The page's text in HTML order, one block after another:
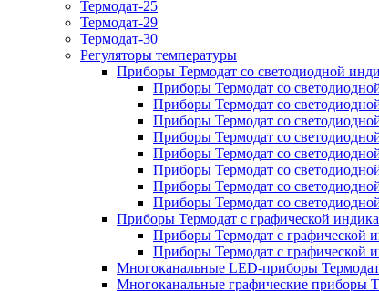
Термодат-25
Термодат-29
Термодат-30
Регуляторы температуры
Приборы Термодат со светодиодной
Приборы Термодат со
Приборы Термодат со
Приборы Термодат со
Приборы Термодат со
Приборы Термодат со
Приборы Термодат со
Приборы Термодат со
Приборы Термодат со
Приборы Термодат с графической
Приборы Термодат с графической
Приборы Термодат с графической
Многоканальные LED-приборы Термодат
Многоканальные графические приборы